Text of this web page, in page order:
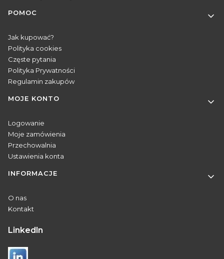
POMOC
Jak kupować?
Polityka cookies
Częste pytania
Polityka Prywatności
Regulamin zakupów
MOJE KONTO
Logowanie
Moje zamówienia
Przechowalnia
Ustawienia konta
INFORMACJE
O nas
Kontakt
Linkedln